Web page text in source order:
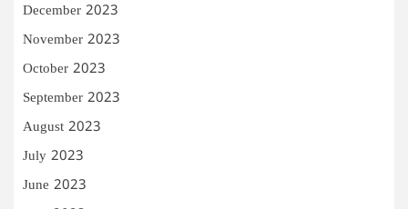
December 2023
November 2023
October 2023
September 2023
August 2023
July 2023
June 2023